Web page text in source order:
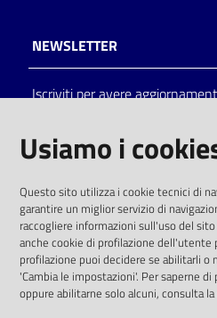
on line
Eventi
Chiedi al
bibliotecario
Avvisi
NEWSLETTER
Iscriviti per avere
solo alle condizioni previste
comunitaria 2003/98/CE e
SOCIAL
Instagram
Usiamo i
Questo sito utilizza i cookie tecnici di
garantire un miglior servizio di
raccogliere informazioni sull'uso del
anche cookie di profilazione
profilazione puoi decidere se abilitarli o
'Cambia le impostazioni'. Per saperne
oppure abilitarne solo alcuni, consulta